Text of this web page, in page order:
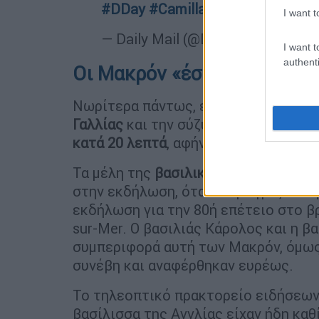
I want
I want
#DDay #Camilla
— Daily Mail (@DailyMail)
Οι Μακρόν «έστησαν» τον
Νωρίτερα πάντως, είχε σημειωθεί
Γαλλίας και την σύζυγό του να
κατά 20 λεπτά, αφήνοντας τον
Τα μέλη της βασιλικής οικογένειας
στην εκδήλωση, όταν ο αρχηγός του
εκδήλωση για την 80ή επέτειο στο
sur-Mer. Ο βασιλιάς Κάρολος και η
συμπεριφορά αυτή των Μακρόν,
συνέβη και αναφέρθηκαν ευρέως.
Το τηλεοπτικό πρακτορείο
βασίλισσα της Αγγλίας είχαν ήδη